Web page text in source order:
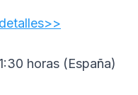
horas (España)